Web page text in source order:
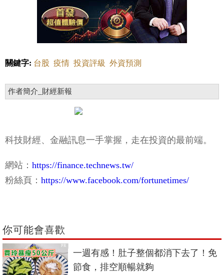
關鍵字: 台股 疫情 投資評級 外資預測
科技財經、金融訊息一手掌握，走在投資的最前端。
你可能會喜歡
PR